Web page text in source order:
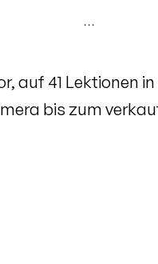
· · ·
auf 41 Lektionen
bis zum